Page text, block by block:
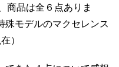
商品は全６点ありま
殊モデルのマクセレンス
）